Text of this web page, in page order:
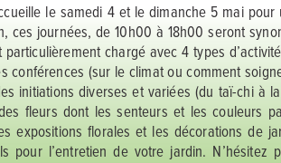
le samedi 4 et le dimanche 5 mai
ces journées, de 10h00 à 18h00 seront
chargé avec 4 types
(sur le climat ou comment
initiations diverses et variées (du taï-chi à
fleurs dont les senteurs et les couleurs
expositions florales et les décorations de
pour l’entretien de votre jardin. N’hésitez